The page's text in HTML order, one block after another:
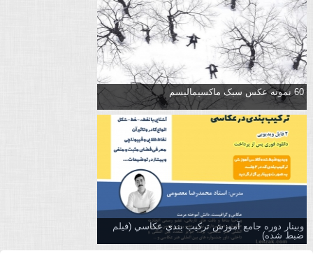
60 نمونه عکس سبک ماکسیمالیسم
وبینار دوره جامع آموزش تركيب بندي عكاسي (فیلم
ضبط شده)